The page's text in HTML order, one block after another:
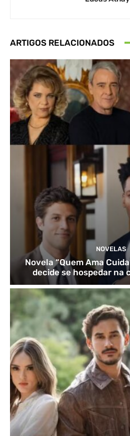
ARTIGOS RELACIONADOS
NOVELAS
Novela “Quem Ama
decide se hospedar na